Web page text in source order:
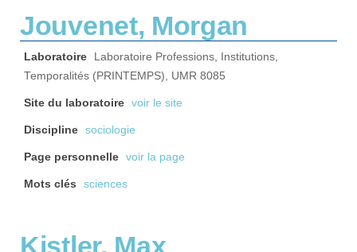
Jouvenet, Morgan
Laboratoire
Laboratoire Professions, Institutions,
Temporalités (PRINTEMPS), UMR 8085
Site du laboratoire voir le site
Discipline sociologie
Page personnelle voir la page
Mots clés sciences
Kistler, Max